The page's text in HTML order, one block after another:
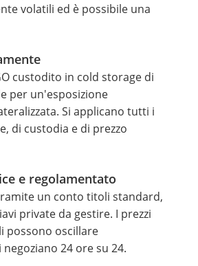
volatili ed è possibile una
custodito in cold storage di
per un'esposizione
Si applicano tutti i
di custodia e di prezzo
e regolamentato
un conto titoli standard,
private da gestire. I prezzi
possono oscillare
24 ore su 24.